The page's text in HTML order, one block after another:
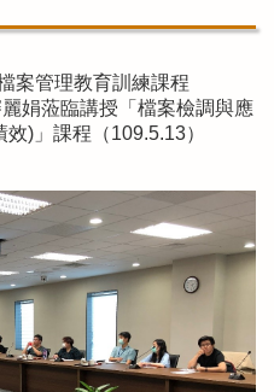
案管理教育訓練課程
娟蒞臨講授「檔案檢調與應
)」課程（109.5.13）